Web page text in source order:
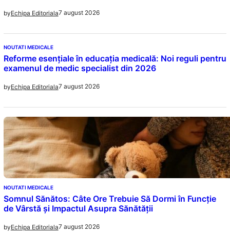
byEchipa Editoriala7 august 2026
NOUTATI MEDICALE
Reforme esențiale în educația medicală: Noi reguli pentru
examenul de medic specialist din 2026
byEchipa Editoriala7 august 2026
NOUTATI MEDICALE
Somnul Sănătos: Câte Ore Trebuie Să Dormi în Funcție
de Vârstă și Impactul Asupra Sănătății
byEchipa Editoriala7 august 2026